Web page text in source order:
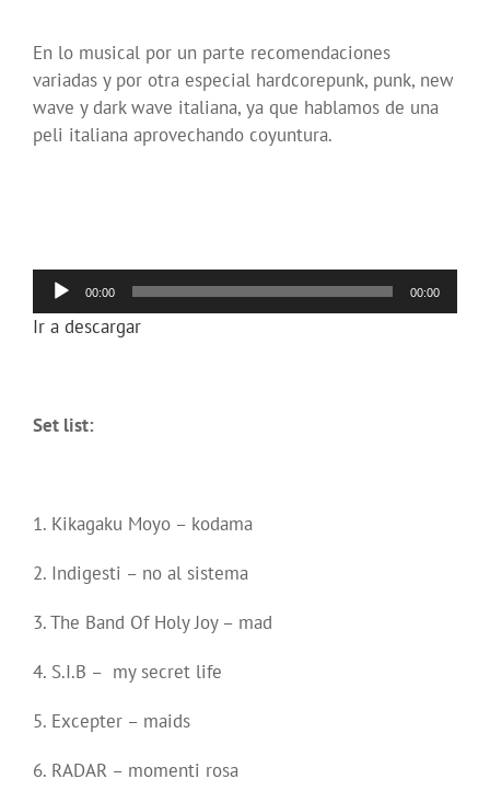
En lo musical por un parte recomendaciones
variadas y por otra especial hardcorepunk, punk, new
wave y dark wave italiana, ya que hablamos de una
peli italiana aprovechando coyuntura.
Reproductor
de
audio
00:00 00:00
Ir a descargar
Set list:
1. Kikagaku Moyo – kodama
2. Indigesti – no al sistema
3. The Band Of Holy Joy – mad
4. S.I.B – my secret life
5. Excepter – maids
6. RADAR – momenti rosa